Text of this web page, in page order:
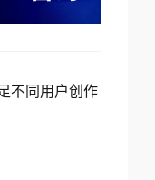
不同用户创作